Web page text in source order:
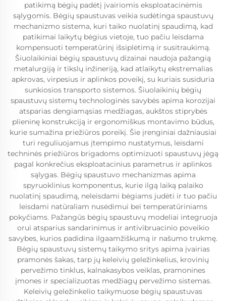
patikimą bėgių padėtį įvairiomis eksploatacinėmis
sąlygomis. Bėgių spaustuvas veikia sudėtinga spaustuvų
mechanizmo sistema, kuri taiko nuolatinį spaudimą, kad
patikimai laikytų bėgius vietoje, tuo pačiu leisdama
kompensuoti temperatūrinį išsiplėtimą ir susitraukimą.
Šiuolaikiniai bėgių spaustuvų dizainai naudoja pažangią
metalurgiją ir tikslų inžineriją, kad atlaikytų ekstremalias
apkrovas, virpesius ir aplinkos poveikį, su kuriais susiduria
sunkiosios transporto sistemos. Šiuolaikinių bėgių
spaustuvų sistemų technologinės savybės apima korozijai
atsparias dengiamąsias medžiagas, aukštos stiprybės
plieninę konstrukciją ir ergonomiškus montavimo būdus,
kurie sumažina priežiūros poreikį. Šie įrenginiai dažniausiai
turi reguliuojamus įtempimo nustatymus, leisdami
techninės priežiūros brigadoms optimizuoti spaustuvų jėgą
pagal konkrečius eksploatacinius parametrus ir aplinkos
sąlygas. Bėgių spaustuvo mechanizmas apima
spyruoklinius komponentus, kurie ilgą laiką palaiko
nuolatinį spaudimą, neleisdami bėgiams judėti ir tuo pačiu
leisdami natūraliam nusėdimui bei temperatūriniams
pokyčiams. Pažangūs bėgių spaustuvų modeliai integruoja
orui atsparius sandarinimus ir antivibruacinio poveikio
savybes, kurios padidina ilgaamžiškumą ir našumo trukmę.
Bėgių spaustuvų sistemų taikymo sritys apima įvairias
pramonės šakas, tarp jų keleivių geležinkelius, krovinių
pervežimo tinklus, kalnakasybos veiklas, pramonines
įmones ir specializuotas medžiagų pervežimo sistemas.
Keleivių geležinkelio taikymuose bėgių spaustuvas